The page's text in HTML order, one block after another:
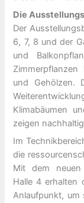
Die
Der
6, 7, 8 und der
und
und Gehölzen.
Klimabäumen
zeigen
Im
die
Mit dem neuen
Halle 4 erhalten
Anlaufpunkt, um